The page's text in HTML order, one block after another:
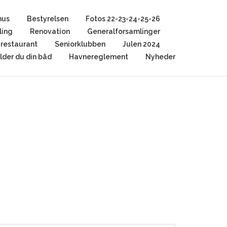
Bestyrelsen
Fotos 22-23-24-25-26
Renovation
Generalforsamlinger
Seniorklubben
Julen 2024
du din båd Havnereglement Nyheder